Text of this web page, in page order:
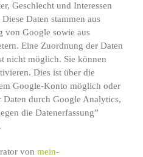
Geschlecht und Interessen
Daten stammen aus
von Google sowie aus
Eine Zuordnung der Daten
nicht möglich. Sie können
Dies ist über die
Google-Konto möglich oder
Daten durch Google Analytics,
die Datenerfassung”
von mein-